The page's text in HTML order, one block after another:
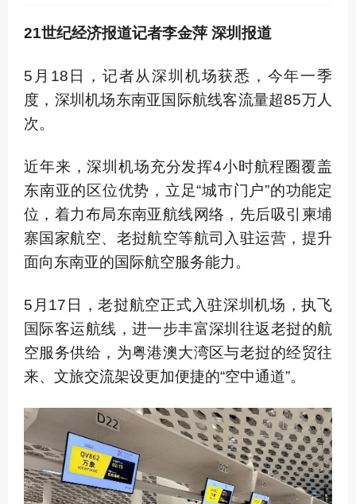
21世纪经济报道记者李金萍 深圳报道
5月18日，记者从深圳机场获悉，今年一季
度，深圳机场东南亚国际航线客流量超85万人
次。
近年来，深圳机场充分发挥4小时航程圈覆盖
东南亚的区位优势，立足“城市门户”的功能定
位，着力布局东南亚航线网络，先后吸引柬埔
寨国家航空、老挝航空等航司入驻运营，提升
面向东南亚的国际航空服务能力。
5月17日，老挝航空正式入驻深圳机场，执飞
国际客运航线，进一步丰富深圳往返老挝的航
空服务供给，为粤港澳大湾区与老挝的经贸往
来、文旅交流架设更加便捷的“空中通道”。